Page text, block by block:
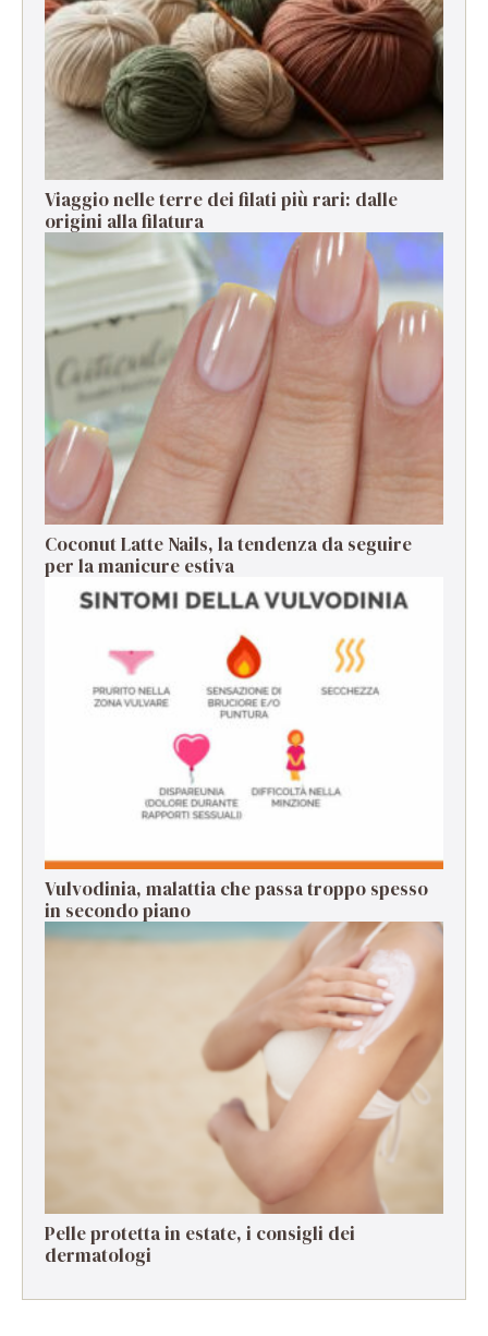
Viaggio nelle terre dei filati più rari: dalle
origini alla filatura
Coconut Latte Nails, la tendenza da seguire
per la manicure estiva
Vulvodinia, malattia che passa troppo spesso
in secondo piano
Pelle protetta in estate, i consigli dei
dermatologi